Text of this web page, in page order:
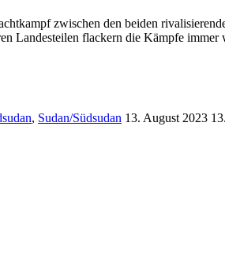
zwischen den beiden
Landesteilen flackern die Kämpfe
, Sudan/Südsudan 13. August 2023